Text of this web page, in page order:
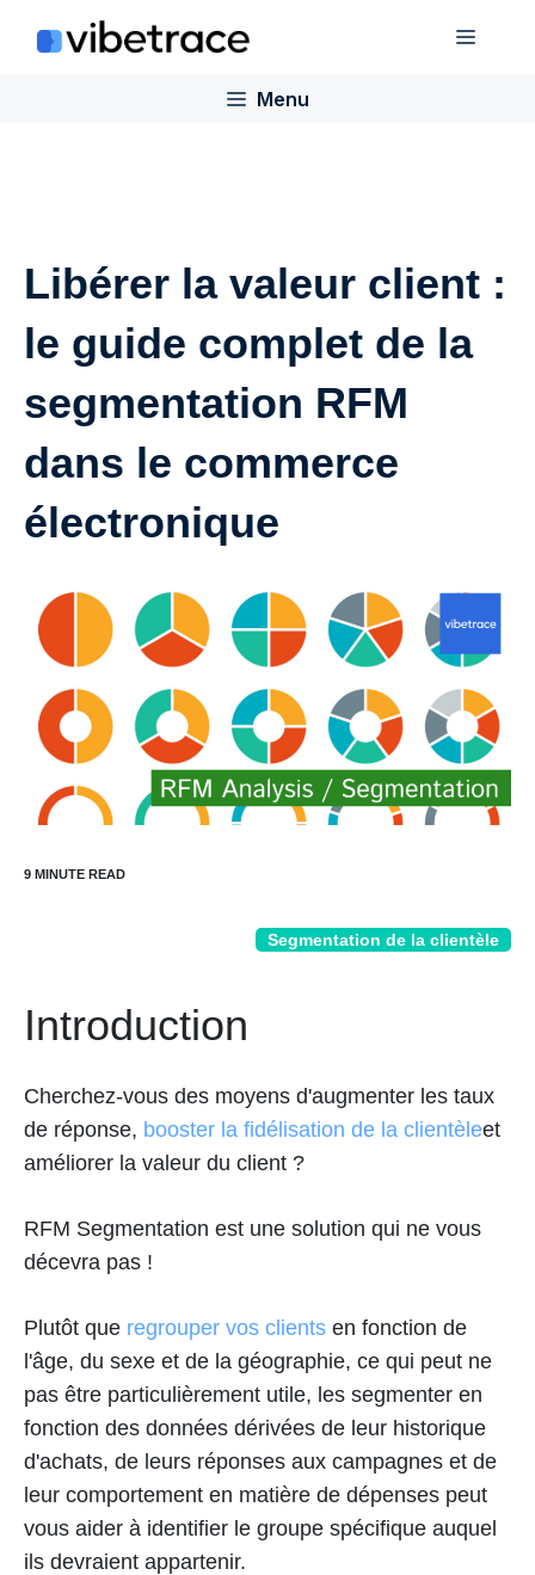
Menu
Menu
Libérer la valeur client :
le guide complet de la
segmentation RFM
dans le commerce
électronique
Segmentation de la clientèle
Introduction
Cherchez-vous des moyens d'augmenter les taux
de réponse, booster la fidélisation de la clientèleet
améliorer la valeur du client ?
RFM Segmentation est une solution qui ne vous
décevra pas !
Plutôt que regrouper vos clients en fonction de
l'âge, du sexe et de la géographie, ce qui peut ne
pas être particulièrement utile, les segmenter en
fonction des données dérivées de leur historique
d'achats, de leurs réponses aux campagnes et de
leur comportement en matière de dépenses peut
vous aider à identifier le groupe spécifique auquel
ils devraient appartenir.